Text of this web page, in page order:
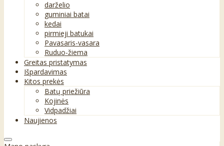
darželio
guminiai batai
kedai
pirmieji batukai
Pavasaris-vasara
Ruduo-žiema
Greitas pristatymas
Išpardavimas
Kitos prekės
Batų priežiūra
Kojinės
Vidpadžiai
Naujienos